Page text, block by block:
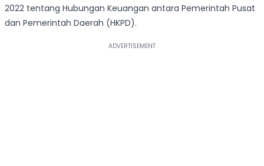
2022 tentang Hubungan Keuangan antara Pemerintah Pusat
dan Pemerintah Daerah (HKPD).